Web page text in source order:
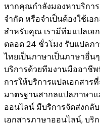
หากคุณกำลังมองหาบริกา
จำกัด หรือจำเป็นต้องใช้เอ
สำหรับคุณ เรามีทีมแปลเอ
ตลอด 24 ชั่วโมง รับแปลภ
ไทยเป็นภาษาเป็นภาษาอื่นๆ
บริการด้วยทีมงานมืออาชี
การให้บริการแปลเอกสาร
มาตรฐานสากลแปลภาษา
ออนไลน์ มีบริการจัดส่งกลั
เอกสารภาษาออนไลน์,บริ